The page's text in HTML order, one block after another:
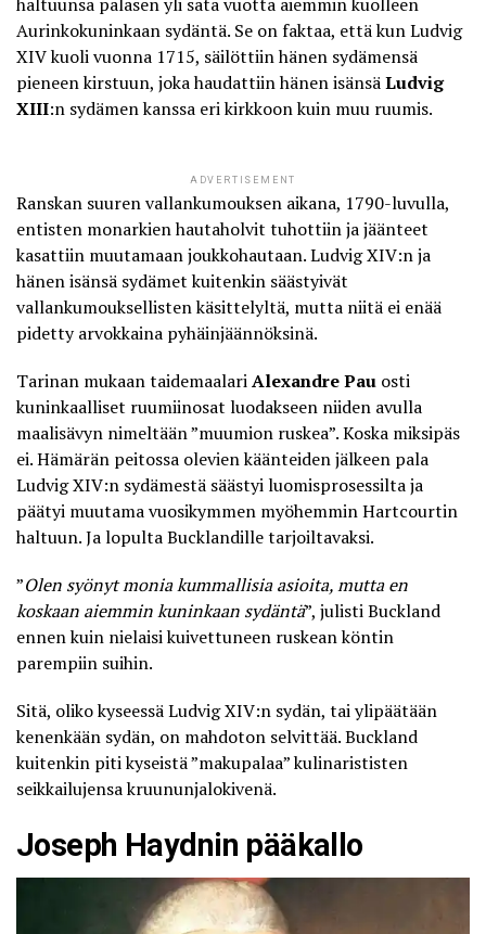
Aurinkokuninkaan sydäntä. Se on faktaa, että kun Ludvig
XIV kuoli vuonna 1715, säilöttiin hänen sydämensä
pieneen kirstuun, joka haudattiin hänen isänsäLudvig
XIII:n sydämen kanssa eri kirkkoon kuin muu ruumis.
ADVERTISEMENT
Ranskan suuren vallankumouksen aikana, 1790-luvulla,
entisten monarkien hautaholvit tuhottiin ja jäänteet
kasattiin muutamaan joukkohautaan. Ludvig XIV:n ja
hänen isänsä sydämet kuitenkin säästyivät
vallankumouksellisten käsittelyltä, mutta niitä ei enää
pidetty arvokkaina pyhäinjäännöksinä.
Tarinan mukaan taidemaalariAlexandre Pau osti
kuninkaalliset ruumiinosat luodakseen niiden avulla
maalisävyn nimeltään ”muumion ruskea”. Koska miksipäs
ei. Hämärän peitossa olevien käänteiden jälkeen pala
Ludvig XIV:n sydämestä säästyi luomisprosessilta ja
päätyi muutama vuosikymmen myöhemmin Hartcourtin
haltuun. Ja lopulta Bucklandille tarjoiltavaksi.
”Olen syönyt monia kummallisia asioita, mutta en
koskaan aiemmin kuninkaan sydäntä”, julisti Buckland
ennen kuin nielaisi kuivettuneen ruskean köntin
parempiin suihin.
Sitä, oliko kyseessä Ludvig XIV:n sydän, tai ylipäätään
kenenkään sydän, on mahdoton selvittää. Buckland
kuitenkin piti kyseistä ”makupalaa” kulinarististen
seikkailujensa kruununjalokivenä.
Joseph Haydnin pääkallo